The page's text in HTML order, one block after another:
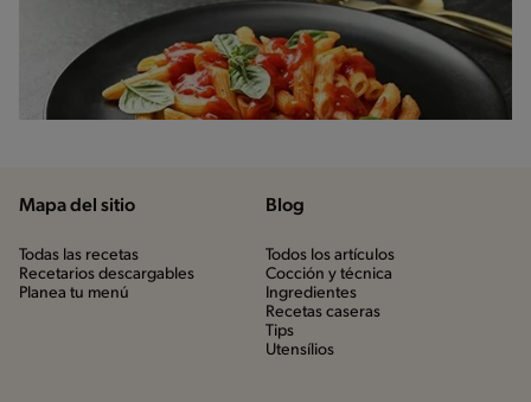
Mapa del sitio
Todas las recetas
Recetarios descargables
Planea tu menú
Blog
Todos los artículos
Cocción y técnica
Ingredientes
Recetas caseras
Tips
Utensílios